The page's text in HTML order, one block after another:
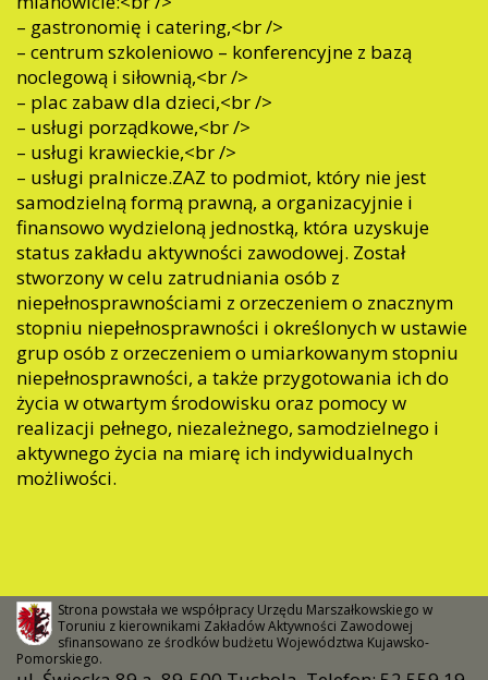
– gastronomię i catering,<br />
– centrum szkoleniowo – konferencyjne z bazą
noclegową i siłownią,<br />
– plac zabaw dla dzieci,<br />
– usługi porządkowe,<br />
– usługi krawieckie,<br />
– usługi pralnicze.ZAZ to podmiot, który nie jest
samodzielną formą prawną, a organizacyjnie i
finansowo wydzieloną jednostką, która uzyskuje
status zakładu aktywności zawodowej. Został
stworzony w celu zatrudniania osób z
niepełnosprawnościami z orzeczeniem o znacznym
stopniu niepełnosprawności i określonych w ustawie
grup osób z orzeczeniem o umiarkowanym stopniu
niepełnosprawności, a także przygotowania ich do
życia w otwartym środowisku oraz pomocy w
realizacji pełnego, niezależnego, samodzielnego i
aktywnego życia na miarę ich indywidualnych
możliwości.
Strona powstała we współpracy Urzędu Marszałkowskiego w
Toruniu z kierownikami Zakładów Aktywności Zawodowej
sfinansowano ze środków budżetu Województwa Kujawsko-
Pomorskiego.